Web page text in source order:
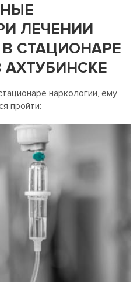
ЛЕЧЕНИИ
СТАЦИОНАРЕ
наркологии, ему
пройти: